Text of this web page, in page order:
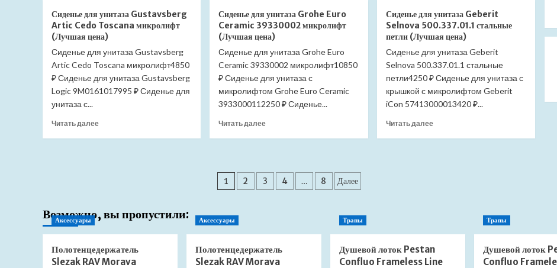
унитаза
Gustavsberg
Saval
2.0
Nordic
8780G101
без
унитаза
Gustavsberg
Nordic
3
9M64S101
(Лучшая
цена)
для
унитаза
Gustavsberg
Logic
9M11S136
микролифт
цена)
Сиденье для унитаза Gustavsberg
Artic Cedo Toscana микролифт
(Лучшая цена)
Сиденье для унитаза Gustavsberg
Artic Cedo Toscana микролифт4850
₽ Сиденье для унитаза Gustavsberg
Logic 9M0161017995 ₽ Сиденье для
унитаза с...
Читать далееПрочитать
Cedo
Toscana
микролифт
цена)
Сиденье для унитаза Grohe Euro
Ceramic 39330002 микролифт
(Лучшая цена)
Сиденье для унитаза Grohe Euro
Ceramic 39330002 микролифт10850
₽ Сиденье для унитаза с
микролифтом Grohe Euro Ceramic
3933000112250 ₽ Сиденье...
Читать далееПрочитать
унитаза
Grohe
микролифт
Сиденье для унитаза Geberit
Selnova 500.337.01.1 стальные
петли (Лучшая цена)
Сиденье для унитаза Geberit
Selnova 500.337.01.1 стальные
петли4250 ₽ Сиденье для унитаза с
крышкой с микролифтом Geberit
iCon 57413000013420 ₽...
Читать далееПрочитать
петли
(Лучшая
Пагинация
1 2 3 4 … 8 Далее
Возможно, вы пропустили:
Аксессуары
Полотенцедержатель
Slezak RAV Morava
Аксессуары
Полотенцедержатель
Slezak RAV Morava
Трапы
Душевой лоток Pestan
Confluo Frameless Line
Трапы
Душевой лоток
Confluo